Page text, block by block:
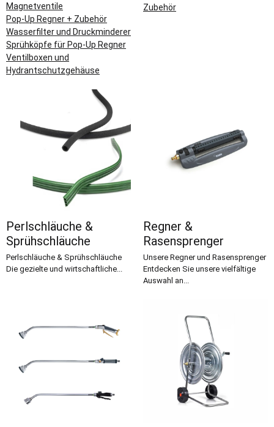
Magnetventile
Pop-Up Regner + Zubehör
Wasserfilter und Druckminderer
Sprühköpfe für Pop-Up Regner
Ventilboxen und
Hydrantschutzgehäuse
Zubehör
Perlschläuche &
Sprühschläuche
Perlschläuche & Sprühschläuche
Die gezielte und wirtschaftliche...
Regner &
Rasensprenger
Unsere Regner und Rasensprenger
Entdecken Sie unsere vielfältige
Auswahl an...